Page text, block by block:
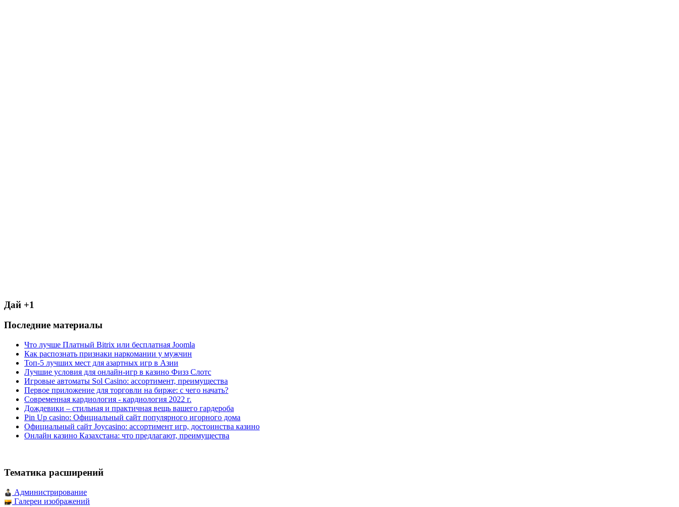
Дай +1
Последние материалы
Что лучше Платный Bitrix или бесплатная Joomla
Как распознать признаки наркомании у мужчин
Топ-5 лучших мест для азартных игр в Азии
Лучшие условия для онлайн-игр в казино Физз Слотс
Игровые автоматы Sol Casino: ассортимент, преимущества
Первое приложение для торговли на бирже: с чего начать?
Современная кардиология - кардиология 2022 г.
Дождевики – стильная и практичная вещь вашего гардероба
Pin Up casino: Официальный сайт популярного игорного дома
Официальный сайт Joycasino: ассортимент игр, достоинства казино
Онлайн казино Казахстана: что предлагают, преимущества
Тематика расширений
Администрирование
Галереи изображений